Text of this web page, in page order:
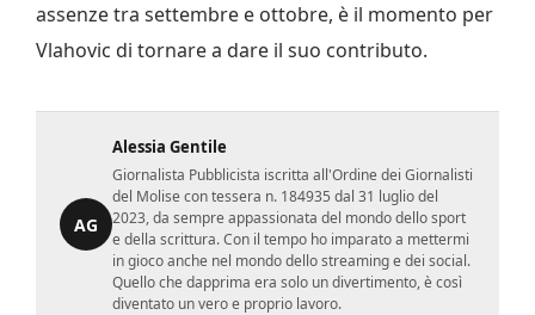
assenze tra settembre e ottobre, è il momento per
Vlahovic di tornare a dare il suo contributo.
AG
Alessia Gentile
Giornalista Pubblicista iscritta all'Ordine dei Giornalisti
del Molise con tessera n. 184935 dal 31 luglio del
2023, da sempre appassionata del mondo dello sport
e della scrittura. Con il tempo ho imparato a mettermi
in gioco anche nel mondo dello streaming e dei social.
Quello che dapprima era solo un divertimento, è così
diventato un vero e proprio lavoro.